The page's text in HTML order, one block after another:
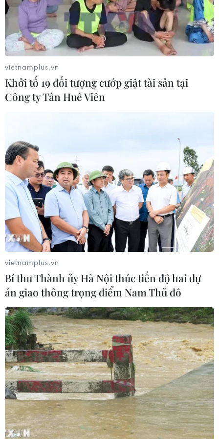
Khởi tố đối tượng giả danh Công an,
lừa đảo "chạy án" tại Đắk Lắk
06/08/2026 15:07
Cảnh sát khám xét nơi ở của Huấn
Bãi bỏ một số văn bản quy phạm
pháp luật không còn phù hợp
06/08/2026 09:59
Khởi tố người đi bộ gây tai nạn chết
người trên quốc lộ ở Quảng Trị
06/08/2026 09:44
Khởi tố Chủ tịch Hội đồng quản trị,
Giám đốc Công ty cổ phần Mekolor
06/08/2026 09:06
Thêm một nhóm dàn cảnh cướp giật
tại khu Tân Huê Viên sa lưới
06/08/2026 05:57
vietnamplus.vn
Khởi tố 19 đối tượng cướp giật tài sản tại
Công ty Tân Huê Viên
vietnamplus.vn
Bí thư Thành ủy Hà Nội thúc tiến độ hai dự
án giao thông trọng điểm Nam Thủ đô